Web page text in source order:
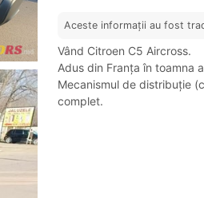
Aceste informații au fost
Vând Citroen C5 Aircross.
Adus din Franța în toamna
Mecanismul de distribuție
complet.